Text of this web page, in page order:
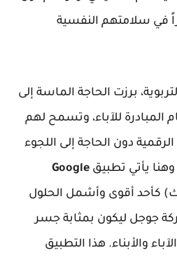
في سلامتهم النفسية
برزت الحاجة الماسة إلى
المبادرة للآباء، وتسمح لهم
دون الحاجة إلى اللجوء
يأتي تطبيق Google
كأحد أقوى وأشمل الحلول
جوجل ليكون بمثابة جسر
والأبناء. هذا التطبيق